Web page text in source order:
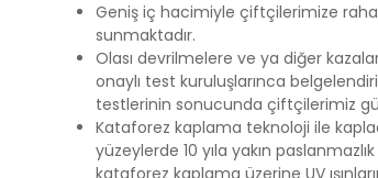
Geniş iç hacimiyle çiftçilerimize
sunmaktadır.
Olası devrilmelere ve ya diğer
onaylı test kuruluşlarınca
testlerinin sonucunda çiftçilerimiz
Kataforez kaplama teknoloji ile
yüzeylerde 10 yıla yakın
kataforez kaplama üzerine UV